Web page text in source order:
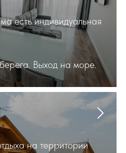
есть индивидуальная
Выход на море.
на территории